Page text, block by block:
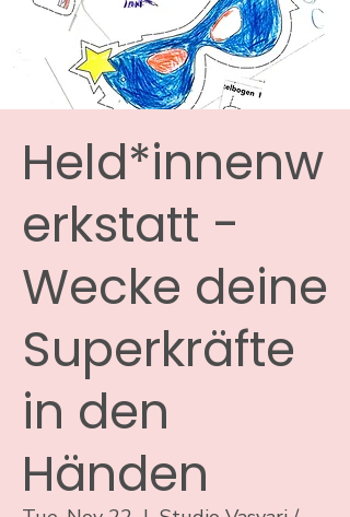
Held*innenw
erkstatt -
Wecke deine
Superkräfte
in den
Händen